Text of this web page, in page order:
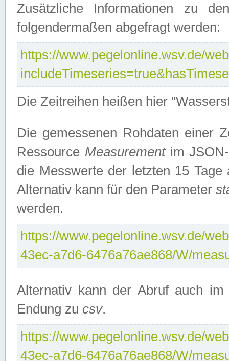
Zusätzliche Informationen zu
folgendermaßen abgefragt werden:
https://www.pegelonline.wsv.de/
Die Zeitreihen heißen hier
Die gemessenen Rohdaten einer
Ressource Measurementim JSON-
die Messwerte der letzten 15
Alternativ kann für den Parameter
werden.
https://www.pegelonline.wsv.de/
43ec-a7d6-6476a76ae868/W/
Alternativ kann der Abruf auch
Endung zu csv.
https://www.pegelonline.wsv.de/
43ec-a7d6-6476a76ae868/W/